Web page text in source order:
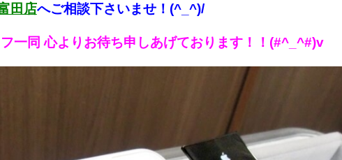
田店へご相談下さいませ！(^_^)/
一同 心よりお待ち申しあげております！！(#^_^#)v